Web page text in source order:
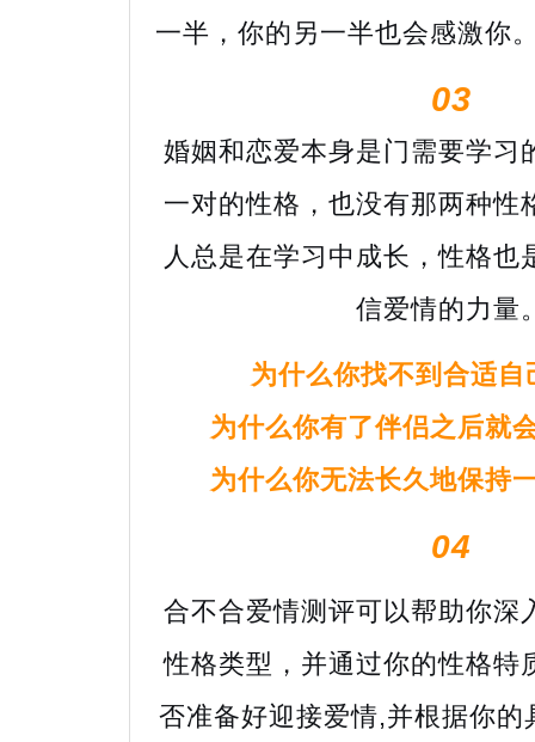
一半，你的另一半也会感激你
03
婚姻和恋爱本身是门需要学习
一对的性格，也没有那两种性
人总是在学习中成长，性格也
信爱情的力量
为什么你找不到合适自
为什么你有了伴侣之后就
为什么你无法长久地保持
04
合不合爱情测评可以帮助你深
性格类型，并通过你的性格特
否准备好迎接爱情,并根据你的